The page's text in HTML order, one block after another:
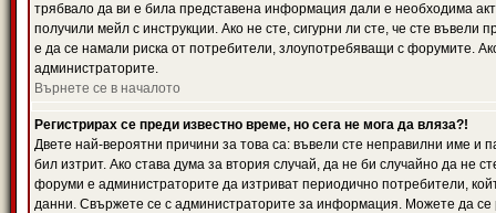
трябвало да ви е била представена информация дали е необходима
получили мейл с инструкции. Ако не сте, сигурни ли сте, че сте
е да се намали риска от потребители, злоупотребяващи с форумите.
администраторите.
Върнете се в началото
Регистрирах се преди известно време, но сега не мога да вляза?!
Двете най-вероятни причини за това са: въвели сте неправилни име и
бил изтрит. Ако става дума за втория случай, да не би случайно да
форуми е администраторите да изтриват периодично потребители,
данни. Свържете се с администраторите за информация. Можете да се